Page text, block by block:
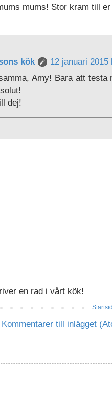
mums! Stor kram till
kök
12 januari 2015
Amy! Bara att
dej!
en rad i vårt kök!
Kommentarer till inlägget